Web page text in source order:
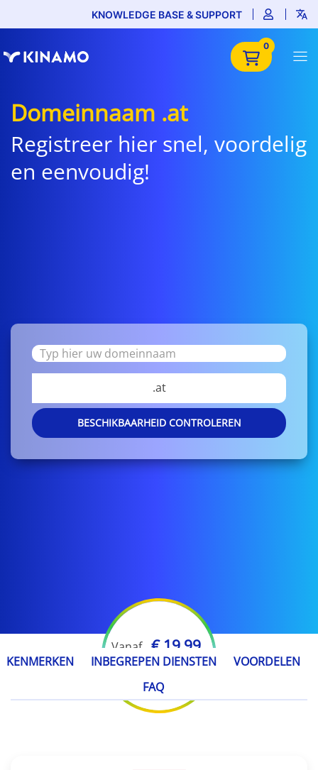
KNOWLEDGE BASE & SUPPORT
0
Domeinnaam .at
Registreer hier snel, voordelig
en eenvoudig!
.at
BESCHIKBAARHEID CONTROLEREN
Vanaf € 19,99
/ jaar
KENMERKEN INBEGREPEN DIENSTEN
VOORDELEN
FAQ